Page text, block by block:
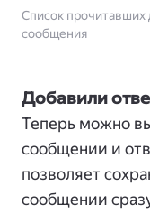
Список прочитавших
сообщения
Добавили
Теперь можно
сообщении и
позволяет
сообщении